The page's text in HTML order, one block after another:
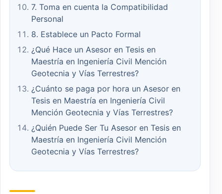
7. Toma en cuenta la Compatibilidad
Personal
8. Establece un Pacto Formal
¿Qué Hace un Asesor en Tesis en
Maestría en Ingeniería Civil Mención
Geotecnia y Vías Terrestres?
¿Cuánto se paga por hora un Asesor en
Tesis en Maestría en Ingeniería Civil
Mención Geotecnia y Vías Terrestres?
¿Quién Puede Ser Tu Asesor en Tesis en
Maestría en Ingeniería Civil Mención
Geotecnia y Vías Terrestres?